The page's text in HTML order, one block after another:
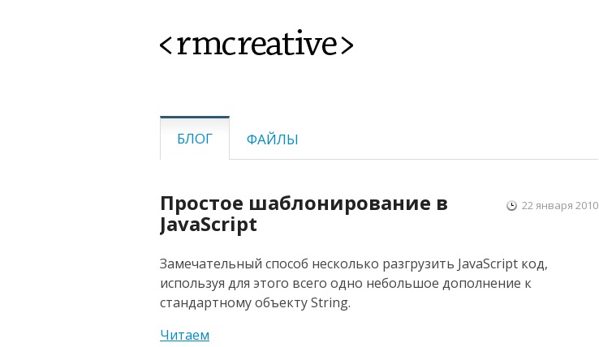
<rmcreative>
БЛОГ ФАЙЛЫ
Простое шаблонирование в
JavaScript
22 января 2010
Замечательный способ несколько разгрузить JavaScript код,
используя для этого всего одно небольшое дополнение к
стандартному объекту String.
Читаем